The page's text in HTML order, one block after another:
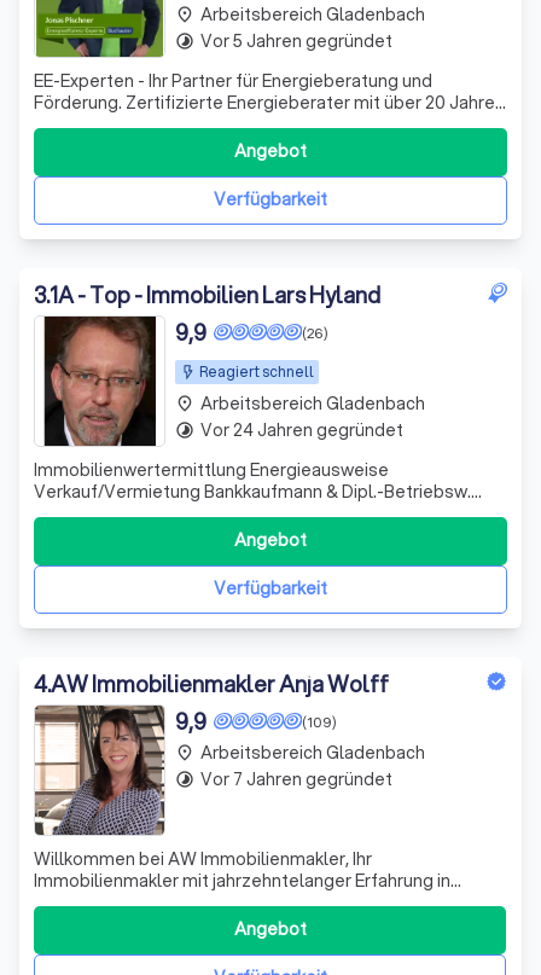
EE-Experten - Ihr Partner für Energieberatung und
Förderung. Zertifizierte Energieberater mit über 20 Jahren
Erfahrung. Wir machen Ihre Sanierung förderfähig,
Verfügbarkeit
Angebot
place Arbeitsbereich Gladenbach
timelapse Vor 5 Jahren gegründet
3.1A - Top - Immobilien Lars Hyland
Reagiert schnell
(26)
9,9
Immobilienwertermittlung Energieausweise
Verkauf/Vermietung Bankkaufmann & Dipl.-Betriebsw.
(VWA) Gepr. Immobilienmakler (IMI) Energiefachberater
(ZUB) Mitglied IVD Immobilienverband Deutschland
Verfügbarkeit
Angebot
place Arbeitsbereich Gladenbach
timelapse Vor 24 Jahren gegründet
4.AW Immobilienmakler Anja Wolff
(109)
9,9
Willkommen bei AW Immobilienmakler, Ihr
Immobilienmakler mit jahrzehntelanger Erfahrung in
Wetzlar, Solms, Gießen und Umgebung. Ihre
Immobilienmaklerin mit Herz und Sachverstand. Was ich
als Immobilienmakler für Sie tun kann: - Kostenlose und
unverbindliche Erstberatung direkt vor Ort durch AW Immo
Angebot
place Arbeitsbereich Gladenbach
timelapse Vor 7 Jahren gegründet